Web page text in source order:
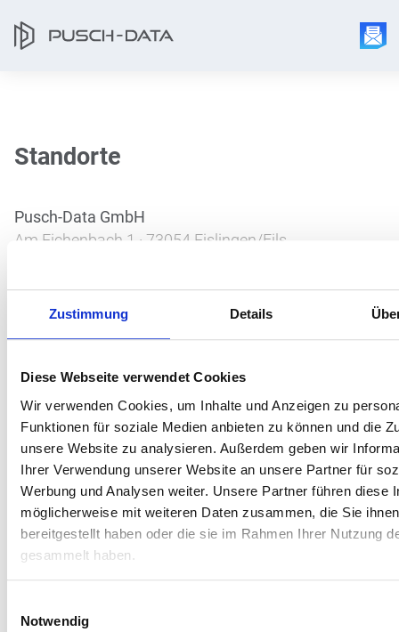
Zustimmung Details
Diese Webseite verwendet Cookies
Wir verwenden Cookies, um Inhalte und Anzeigen zu
Funktionen für soziale Medien anbieten zu können und die
unsere Website zu analysieren. Außerdem geben wir
Ihrer Verwendung unserer Website an unsere Partner für
Werbung und Analysen weiter. Unsere Partner führen diese
möglicherweise mit weiteren Daten zusammen, die Sie ihnen
bereitgestellt haben oder die sie im Rahmen Ihrer Nutzung
gesammelt haben.
Notwendig
Standorte
Pusch-Data GmbH
Am Eichenbach 1 · 73054 Eislingen/Fils
Pusch-Data GmbH
Weiße Steige 2 · 73431 Aalen
Telefon:+49 7161 65 393-0
Telefax: +49 7161 65 393-99
info@pusch-data.de